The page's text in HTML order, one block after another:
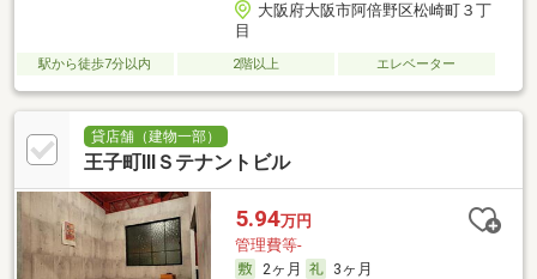
大阪府大阪市阿倍野区松崎町３丁
目
駅から徒歩7分以内 2階以上 エレベーター
貸店舗（建物一部）
王子町ⅢＳテナントビル
5.94万円
管理費等-
2ヶ月
3ヶ月